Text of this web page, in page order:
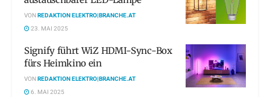
VONREDAKTION ELEKTRO|BRANCHE.AT
23. MAI 2025
Signify führt WiZ HDMI-Sync-Box
fürs Heimkino ein
VONREDAKTION ELEKTRO|BRANCHE.AT
6. MAI 2025